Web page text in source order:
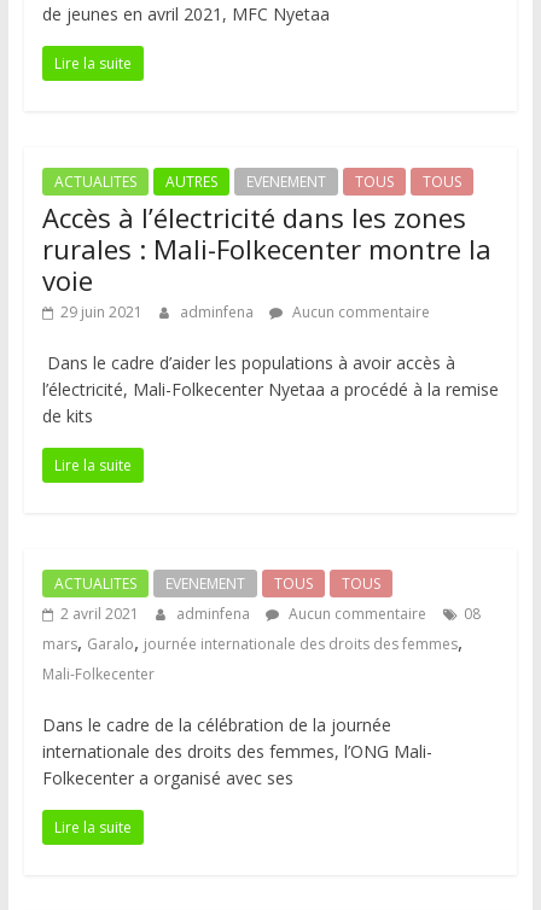
de jeunes en avril 2021, MFC Nyetaa
Lire la suite
ACTUALITES AUTRES EVENEMENT TOUS TOUS
Accès à l’électricité dans les zones
rurales : Mali-Folkecenter montre la
voie
29 juin 2021 adminfena Aucun commentaire
Dans le cadre d’aider les populations à avoir accès à
l’électricité, Mali-Folkecenter Nyetaa a procédé à la remise
de kits
Lire la suite
ACTUALITES EVENEMENT TOUS
TOUS
2 avril 2021
adminfena Aucun commentaire
08
mars, Garalo, journée internationale des droits des femmes,
Mali-Folkecenter
Dans le cadre de la célébration de la journée
internationale des droits des femmes, l’ONG Mali-
Folkecenter a organisé avec ses
Lire la suite